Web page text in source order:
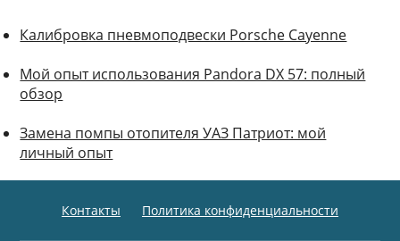
Калибровка пневмоподвески Porsche Cayenne
Мой опыт использования Pandora DX 57: полный
обзор
Замена помпы отопителя УАЗ Патриот: мой
личный опыт
Контакты Политика конфиденциальности